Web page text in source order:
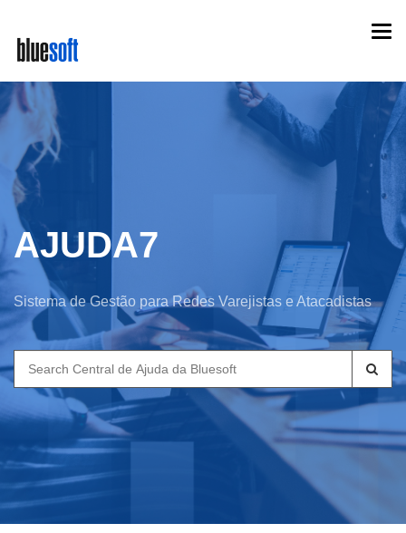
main
content
AJUDA7
Sistema de Gestão para Redes Varejistas e Atacadistas
Search
for: